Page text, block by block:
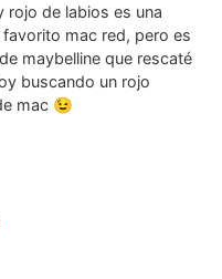
rojo de labios es una
mac red, pero es
maybelline que rescaté
buscando un rojo
mac 😉